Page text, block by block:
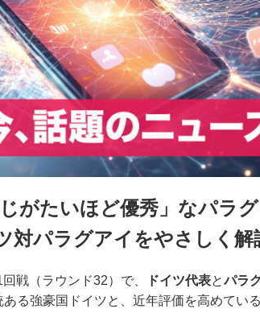
がたいほど優秀」なパラ
対パラグアイをやさしく解
戦（ラウンド32）で、 ドイツ代表とパラ
る強豪国ドイツと、近年評価を高めてい